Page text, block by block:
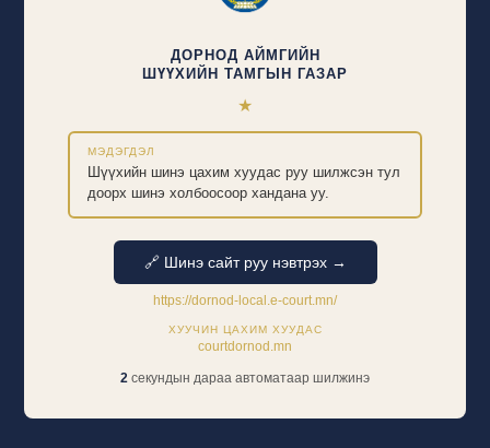
ДОРНОД АЙМГИЙН
ШҮҮХИЙН ТАМГЫН ГАЗАР
★
МЭДЭГДЭЛ
Шүүхийн шинэ цахим хуудас руу шилжсэн тул
доорх шинэ холбоосоор хандана уу.
🔗 Шинэ сайт руу нэвтрэх →
https://dornod-local.e-court.mn/
ХУУЧИН ЦАХИМ ХУУДАС
courtdornod.mn
2 секундын дараа автоматаар шилжинэ